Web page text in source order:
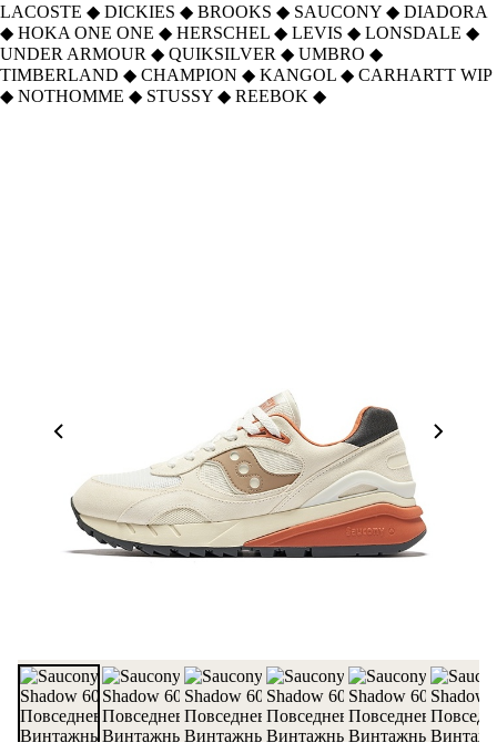
LACOSTE ◆ DICKIES ◆ BROOKS ◆ SAUCONY ◆ DIADORA
◆ HOKA ONE ONE ◆ HERSCHEL ◆ LEVIS ◆ LONSDALE ◆
UNDER ARMOUR ◆ QUIKSILVER ◆ UMBRO ◆
TIMBERLAND ◆ CHAMPION ◆ KANGOL ◆ CARHARTT WIP
◆ NOTHOMME ◆ STUSSY ◆ REEBOK ◆